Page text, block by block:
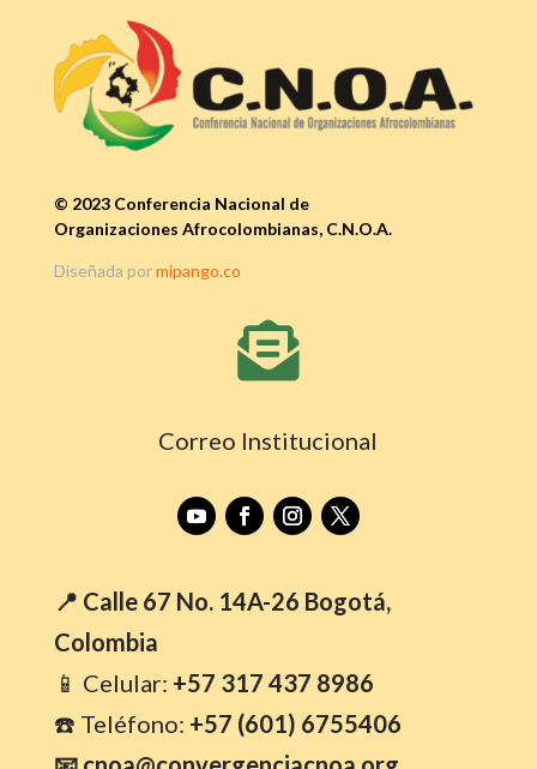
© 2023 Conferencia Nacional de
Organizaciones Afrocolombianas, C.N.O.A.
Diseñada pormipango.co

Correo Institucional
📍 Calle 67 No. 14A-26 Bogotá,
Colombia
📱 Celular: +57 317 437 8986
☎️ Teléfono: +57 (601) 6755406